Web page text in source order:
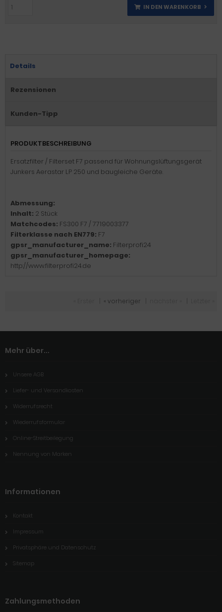
IN DEN WARENKORB
Details
Rezensionen
Kunden-Tipp
PRODUKTBESCHREIBUNG
Ersatzfilter / Filterset F7 passend für Wohnungslüftungsgerät
Junkers Aerastar LP 250 und baugleiche Geräte.
Abmessung:
Inhalt: 2 Stück
Matchcodes: FS300 F7 / 7719003377
Filterklasse nach EN779: F7
gpsr_manufacturer_name: Filterprofi24
gpsr_manufacturer_homepage:
http://www.filterprofi24.de
« vorheriger
Mehr über...
Unsere AGB
Liefer- und Versandkosten
Widerrufsrecht
Wiederrufsformular
Online-Streitbeilegung
Nennung von Marken
Informationen
Kontakt
Impressum
Privatsphäre und Datenschutz
Sitemap
Zahlungsmethoden